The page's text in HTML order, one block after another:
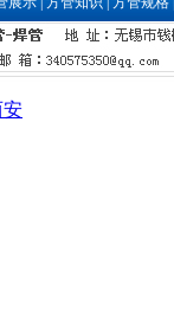
安